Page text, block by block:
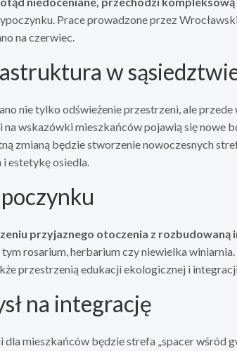
Prace prowadzone przez
na czerwiec.
w
nie tylko odświeżenie przestrzeni, ale
wskazówki mieszkańców pojawią się nowe
zmianą będzie stworzenie nowoczesnych
estetykę osiedla.
przyjaznego otoczenia z
rosarium, herbarium czy niewielka
przestrzenią edukacji ekologicznej i
na integrację
mieszkańców będzie strefa „spacer wśród